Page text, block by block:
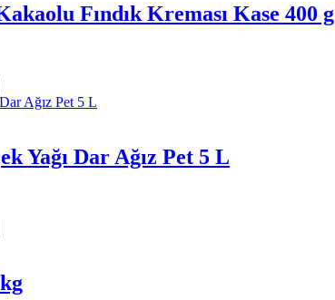
Fındık Kreması Kase 400 g
Yağı Dar Ağız Pet 5 L